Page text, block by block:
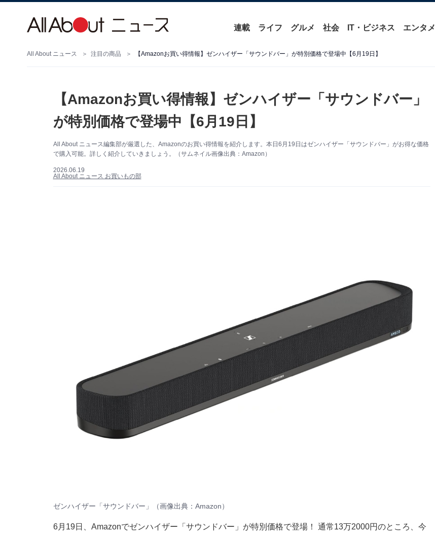
連載 ライフ グルメ 社会 IT・ビジネス エンタメ
All About ニュース 注目の商品 【Amazonお買い得情報】ゼンハイザー「サウンドバー」が特別価格で登場中【6月19日】
【Amazonお買い得情報】ゼンハイザー「サウンドバー」
が特別価格で登場中【6月19日】
All About ニュース編集部が厳選した、Amazonのお買い得情報を紹介します。本日6月19日はゼンハイザー「サウンドバー」がお得な価格
で購入可能。詳しく紹介していきましょう。（サムネイル画像出典：Amazon）
2026.06.19
All About ニュース お買いもの部
ゼンハイザー「サウンドバー」（画像出典：Amazon）
6月19日、Amazonでゼンハイザー「サウンドバー」が特別価格で登場！ 通常13万2000円のところ、今